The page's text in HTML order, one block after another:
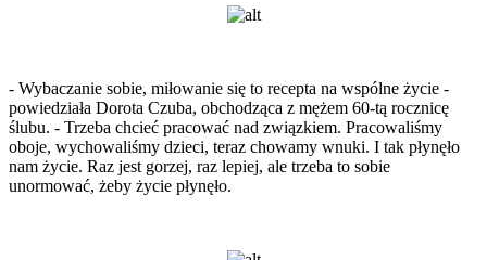
- Wybaczanie sobie, miłowanie się to recepta na wspólne życie -
powiedziała Dorota Czuba, obchodząca z mężem 60-tą rocznicę
ślubu. - Trzeba chcieć pracować nad związkiem. Pracowaliśmy
oboje, wychowaliśmy dzieci, teraz chowamy wnuki. I tak płynęło
nam życie. Raz jest gorzej, raz lepiej, ale trzeba to sobie
unormować, żeby życie płynęło.